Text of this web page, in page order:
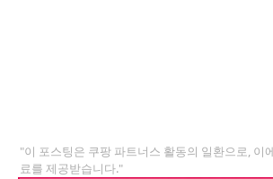
"이 포스팅은 쿠팡 파트너스 활동의 일환으로, 이
료를 제공받습니다."